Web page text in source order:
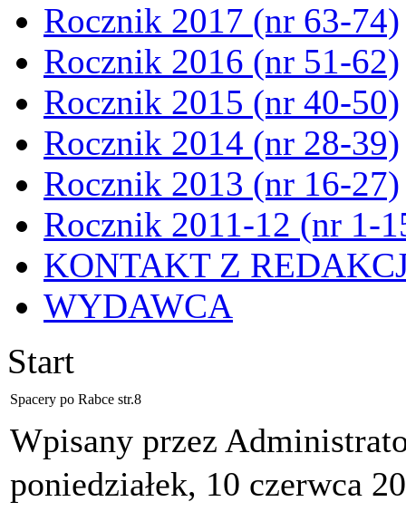
Rocznik 2017 (nr 63-74)
Rocznik 2016 (nr 51-62)
Rocznik 2015 (nr 40-50)
Rocznik 2014 (nr 28-39)
Rocznik 2013 (nr 16-27)
Rocznik 2011-12 (nr 1-
KONTAKT Z
WYDAWCA
Start
Spacery po Rabce str.8
Wpisany przez
poniedziałek, 10 czerwca